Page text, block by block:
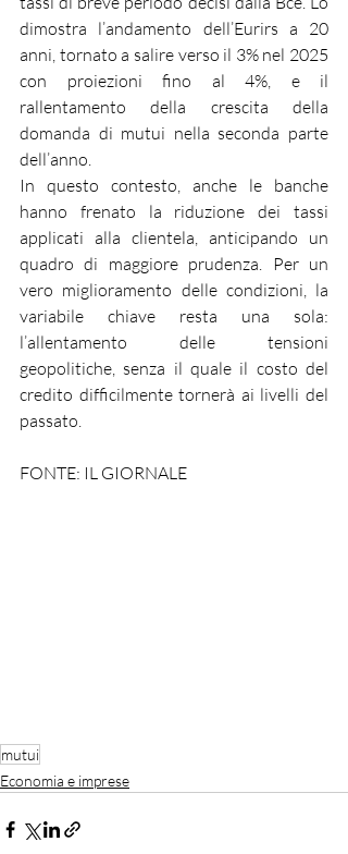
dimostra l’andamento dell’Eurirs a 20
anni, tornato a salire verso il 3% nel 2025
con proiezioni fino al 4%, e il
rallentamento della crescita della
domanda di mutui nella seconda parte
dell’anno.
In questo contesto, anche le banche
hanno frenato la riduzione dei tassi
applicati alla clientela, anticipando un
quadro di maggiore prudenza. Per un
vero miglioramento delle condizioni, la
variabile chiave resta una sola:
l’allentamento delle tensioni
geopolitiche, senza il quale il costo del
credito difficilmente tornerà ai livelli del
passato.
FONTE: IL GIORNALE
mutui
Economia e imprese